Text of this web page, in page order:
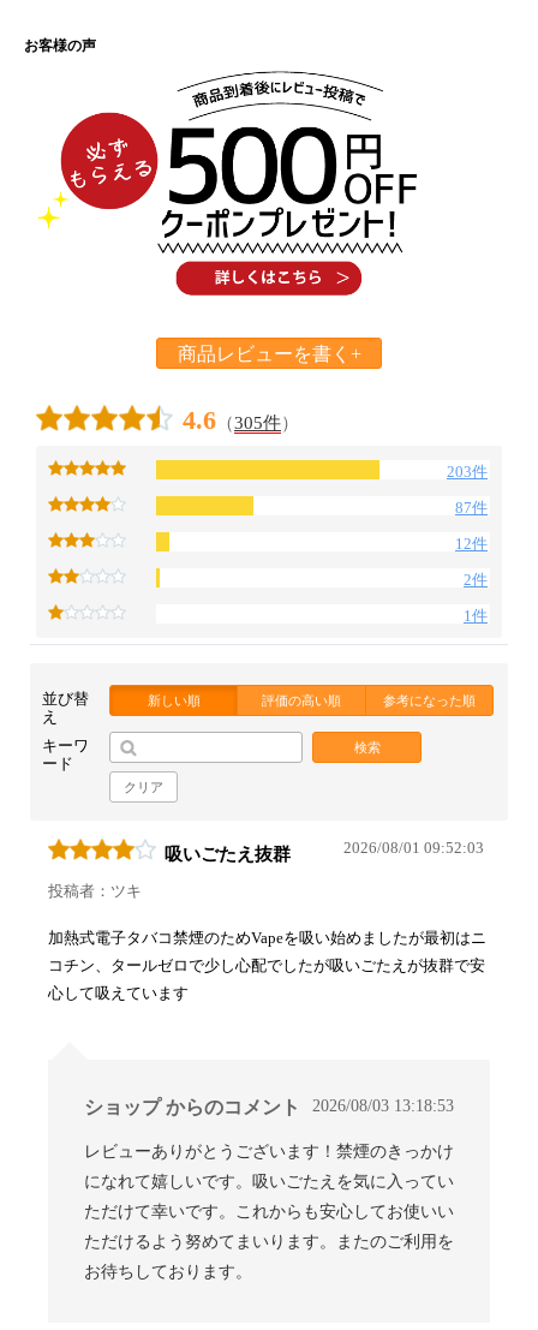
お客様の声
商品レビューを書く+
4.6 （305件）
203件
87件
12件
2件
1件
並び替
え
新しい順 評価の高い順 参考になった順
キーワ
ード
検索
クリア
吸いごたえ抜群 2026/08/01 09:52:03
投稿者：ツキ
加熱式電子タバコ禁煙のためVapeを吸い始めましたが最初はニ
コチン、タールゼロで少し心配でしたが吸いごたえが抜群で安
心して吸えています
ショップ からのコメント 2026/08/03 13:18:53
レビューありがとうございます！禁煙のきっかけ
になれて嬉しいです。吸いごたえを気に入ってい
ただけて幸いです。これからも安心してお使いい
ただけるよう努めてまいります。またのご利用を
お待ちしております。